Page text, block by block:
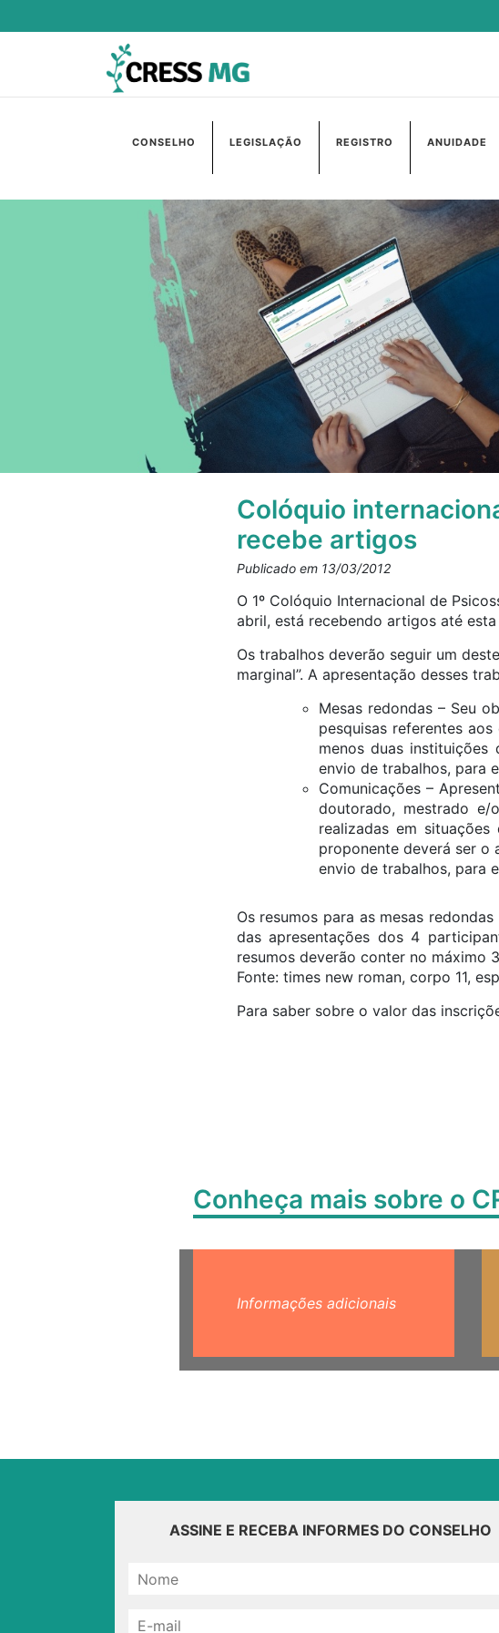
CONSELHO LEGISLAÇÃO REGISTRO ANUIDADE
Colóquio
recebe artigos
Publicado em 13/03/2012
O 1º Colóquio Internacional de
abril, está recebendo artigos até
Os trabalhos deverão seguir um
marginal”. A apresentação desses
Mesas redondas – Seu
pesquisas referentes
menos duas
envio de trabalhos, para
Comunicações –
doutorado, mestrado e/
realizadas em
proponente deverá ser
envio de trabalhos, para
Os resumos para as mesas
das apresentações dos 4
resumos deverão conter no máximo
Fonte: times new roman, corpo 11,
Para saber sobre o valor das
Conheça mais sobre o
Informações adicionais
ASSINE E RECEBA INFORMES DO CONSELHO